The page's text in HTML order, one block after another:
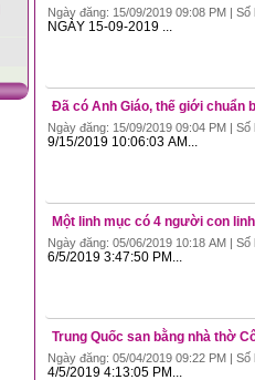
Ngày đăng: 15/09/2019 09:08 PM | Số
NGÀY 15-09-2019 ...
Đã có Anh Giáo, thế giới chuẩn
Ngày đăng: 15/09/2019 09:04 PM | Số
9/15/2019 10:06:03 AM...
Một linh mục có 4 người con
Ngày đăng: 05/06/2019 10:18 AM | Số
6/5/2019 3:47:50 PM...
Trung Quốc san bằng nhà thờ
Ngày đăng: 05/04/2019 09:22 PM | Số
4/5/2019 4:13:05 PM...